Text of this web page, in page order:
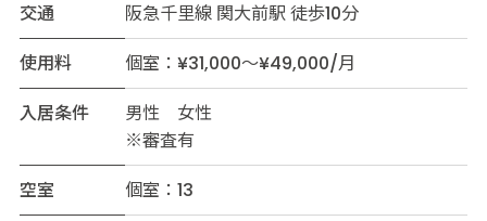
交通
阪急千里線 関大前駅 徒歩10分
使用料
個室：¥31,000～¥49,000/月
入居条件
男性 女性
※審査有
空室
個室：13